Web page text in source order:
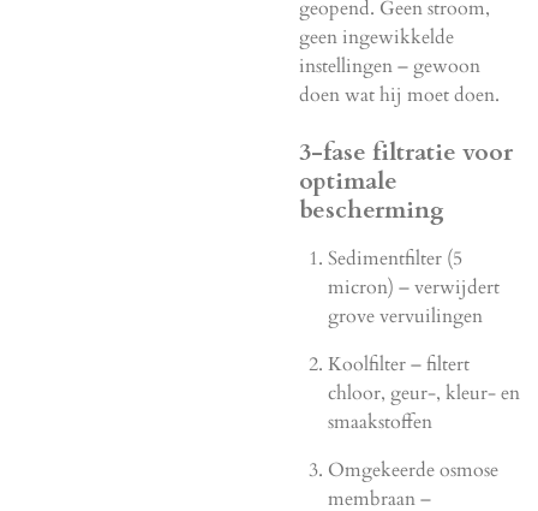
geopend. Geen stroom,
geen ingewikkelde
instellingen – gewoon
doen wat hij moet doen.
3-fase filtratie voor
optimale
bescherming
Sedimentfilter (5
micron) – verwijdert
grove vervuilingen
Koolfilter – filtert
chloor, geur-, kleur- en
smaakstoffen
Omgekeerde osmose
membraan –